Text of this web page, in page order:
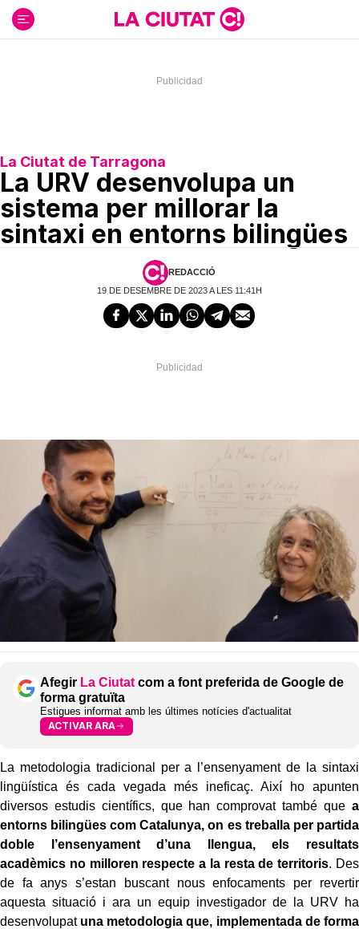
contenido
La Ciutat de Tarragona
La URV desenvolupa un
sistema per millorar la
sintaxi en entorns bilingües
REDACCIÓ
19 DE DESEMBRE DE 2023 A LES 11:41H
Afegir La Ciutat com a font preferida de Google de
forma gratuïta
Estigues informat amb les últimes notícies d'actualitat
ACTIVAR ARA
La metodologia tradicional per a l’ensenyament de la sintaxi
lingüística és cada vegada més ineficaç. Així ho apunten
diversos estudis científics, que han comprovat també que a
entorns bilingües com Catalunya, on es treballa per partida
doble l’ensenyament d’una llengua, els resultats
acadèmics no milloren respecte a la resta de territoris. Des
de fa anys s’estan buscant nous enfocaments per revertir
aquesta situació i ara un equip investigador de la URV ha
desenvolupatuna metodologia que, implementada de forma